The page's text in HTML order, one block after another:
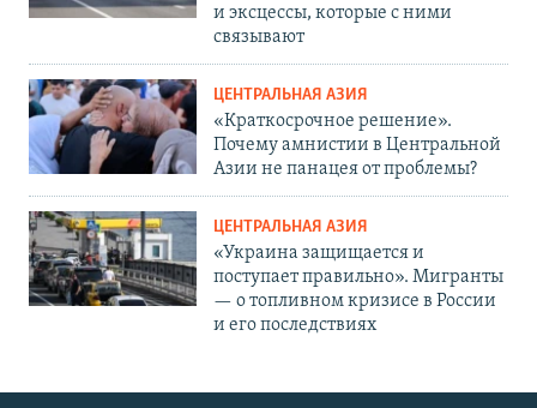
и эксцессы, которые с ними
связывают
ЦЕНТРАЛЬНАЯ АЗИЯ
«Краткосрочное решение».
Почему амнистии в Центральной
Азии не панацея от проблемы?
ЦЕНТРАЛЬНАЯ АЗИЯ
«Украина защищается и
поступает правильно». Мигранты
— о топливном кризисе в России
и его последствиях